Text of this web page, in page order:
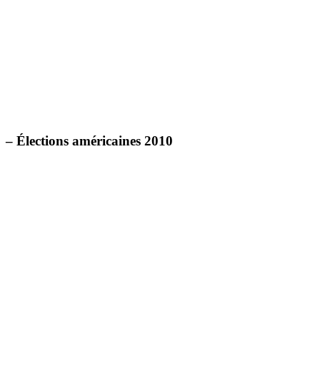
– Élections américaines 2010